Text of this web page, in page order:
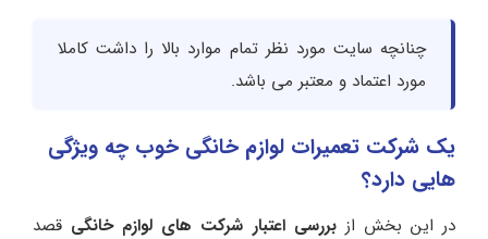
چنانچه سایت مورد نظر تمام موارد بالا را داشت کاملا
مورد اعتماد و معتبر می باشد.
یک شرکت تعمیرات لوازم خانگی خوب چه ویژگی
هایی دارد؟
در این بخش ازبررسی اعتبار شرکت های لوازم خانگی قصد